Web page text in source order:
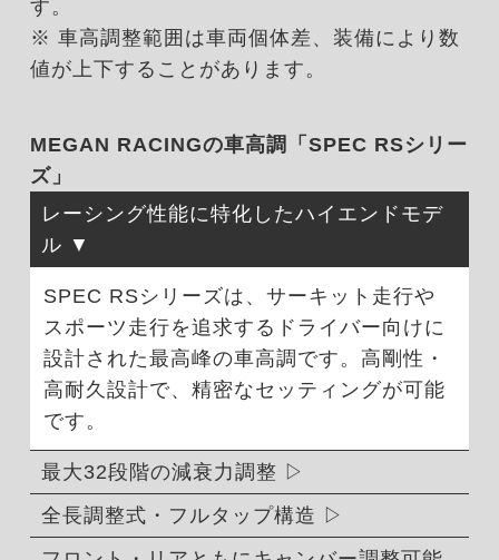
す。
※ 車高調整範囲は車両個体差、装備により数
値が上下することがあります。
MEGAN RACINGの車高調「SPEC RSシリー
ズ」
レーシング性能に特化したハイエンドモデ
ル
SPEC RSシリーズは、サーキット走行や
スポーツ走行を追求するドライバー向けに
設計された最高峰の車高調です。高剛性・
高耐久設計で、精密なセッティングが可能
です。
最大32段階の減衰力調整
全長調整式・フルタップ構造